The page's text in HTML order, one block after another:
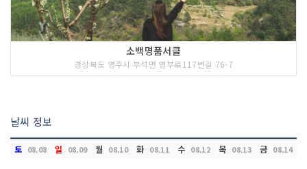
소백명품서클
경상북도 영주시 부석면 영부로117번길 76-7
날씨 정보
토 08.08 일 08.09 월 08.10 화 08.11 수 08.12 목 08.13 금 08.14